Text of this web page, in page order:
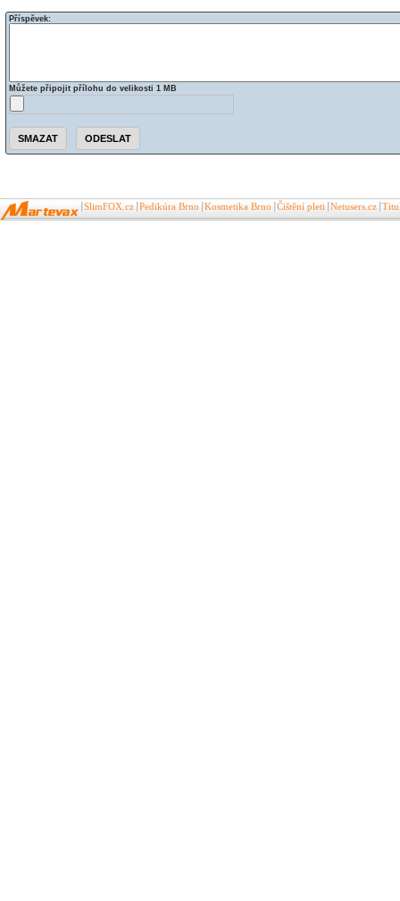
Příspěvek:
Můžete připojit přílohu do velikosti 1 MB
SlimFOX.cz Pedikúra Brno Kosmetika Brno Čištění pleti Netusers.cz